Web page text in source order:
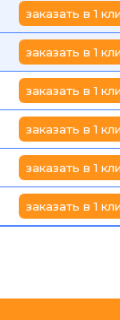
заказать в 1
заказать в 1
заказать в 1
заказать в 1
заказать в 1
заказать в 1